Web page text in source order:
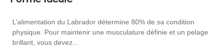
L’alimentation du Labrador détermine 80% de sa condition
physique. Pour maintenir une musculature définie et un pelage
brillant, vous devez...